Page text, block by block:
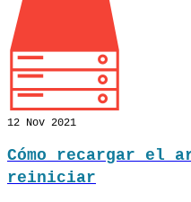
12 Nov 2021
Cómo recargar el
reiniciar